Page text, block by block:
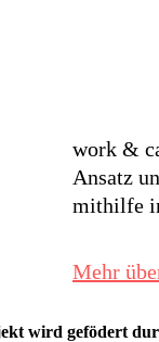
work &
Ansatz
mithilfe
Mehr
wird gefödert